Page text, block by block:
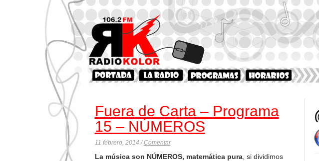
Fuera de Carta – Programa
15 – NÚMEROS
11 febrero, 2014 /Comentar
La música son NÚMEROS, matemática pura, si dividimos